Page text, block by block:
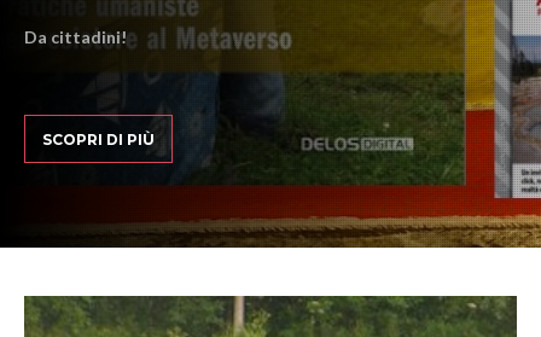
Da cittadini!
SCOPRI DI PIÙ